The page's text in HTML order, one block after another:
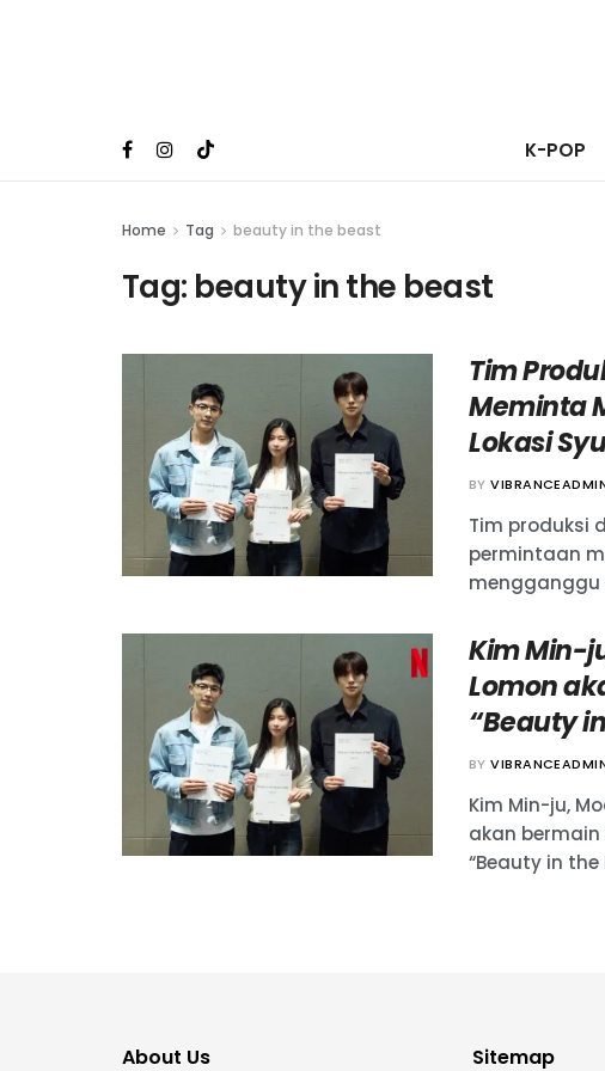
K-POP
Home Tag beauty in the beast
Tag: beauty in the beast
Tim
Meminta
Lokasi
BY
Tim produksi
permintaan
mengganggu
Kim Min-
Lomon
“Beauty
BY
Kim Min-ju,
akan
“Beauty in
About Us Sitemap